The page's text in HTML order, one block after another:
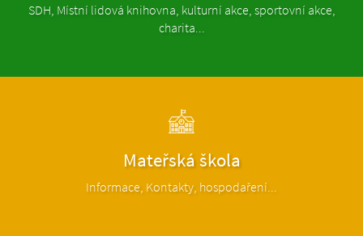
SDH, Místní lidová knihovna, kulturní akce, sportovní akce,
charita...
Mateřská škola
Informace, Kontakty, hospodaření...